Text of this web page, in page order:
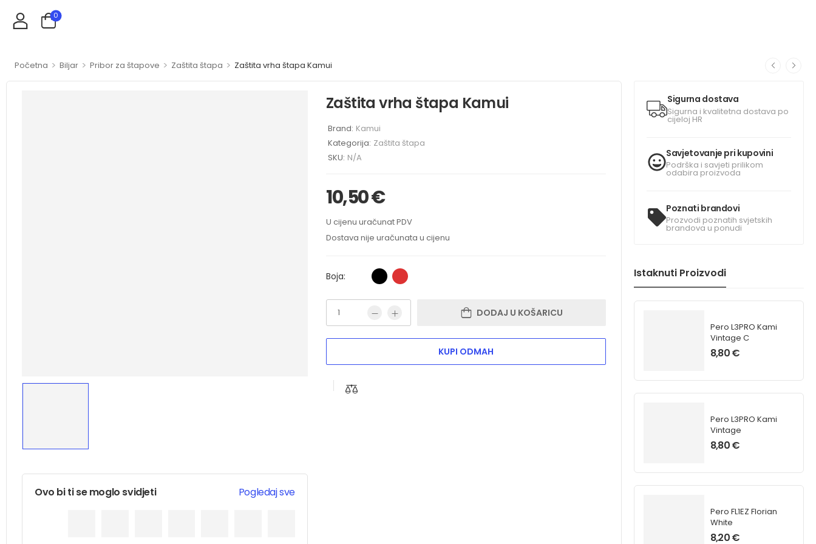
0
Početna > Biljar > Pribor za štapove > Zaštita štapa > Zaštita vrha štapa Kamui
Sigurna dostava
Sigurna i kvalitetna dostava po
cijeloj HR
Savjetovanje pri kupovini
Podrška i savjeti prilikom
odabira proizvoda
Poznati brandovi
Prozvodi poznatih svjetskih
brandova u ponudi
Istaknuti Proizvodi
Pero L3PRO Kami
Vintage C
8,80€
Pero L3PRO Kami
Vintage
8,80€
Pero FL1EZ Florian
White
8,20€
Ovo bi ti se moglo svidjeti Pogledaj sve
Zaštita vrha štapa Kamui
Brand: Kamui
Kategorija: Zaštita štapa
SKU: N/A
10,50€
U cijenu uračunat PDV
Dostava nije uračunata u cijenu
Boja:
DODAJ U KOŠARICU
KUPI ODMAH